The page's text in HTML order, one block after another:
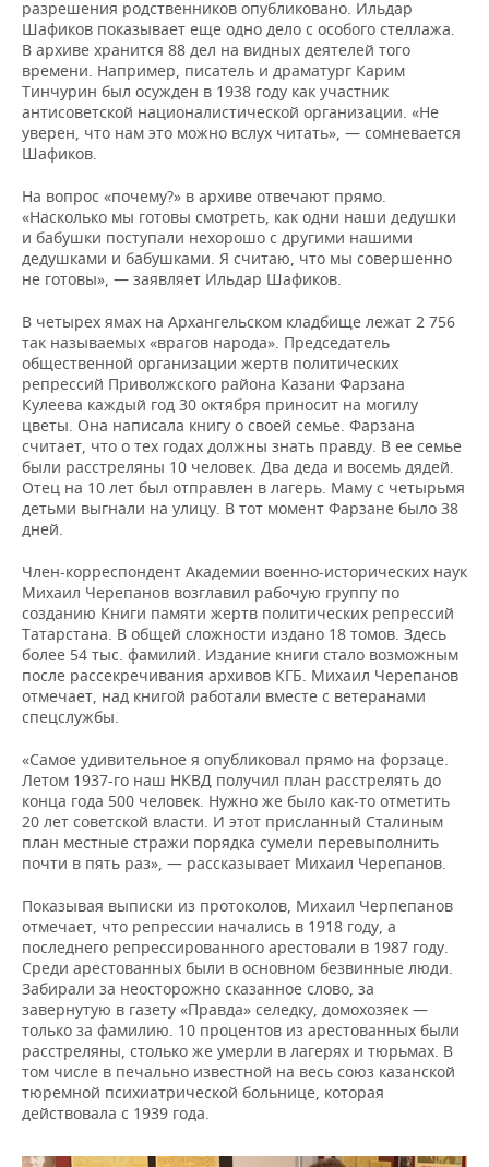
разрешения родственников опубликовано. Ильдар
Шафиков показывает еще одно дело с особого стеллажа.
В архиве хранится 88 дел на видных деятелей того
времени. Например, писатель и драматург Карим
Тинчурин был осужден в 1938 году как участник
антисоветской националистической организации. «Не
уверен, что нам это можно вслух читать», — сомневается
Шафиков.
На вопрос «почему?» в архиве отвечают прямо.
«Насколько мы готовы смотреть, как одни наши дедушки
и бабушки поступали нехорошо с другими нашими
дедушками и бабушками. Я считаю, что мы совершенно
не готовы», — заявляет Ильдар Шафиков.
В четырех ямах на Архангельском кладбище лежат 2 756
так называемых «врагов народа». Председатель
общественной организации жертв политических
репрессий Приволжского района Казани Фарзана
Кулеева каждый год 30 октября приносит на могилу
цветы. Она написала книгу о своей семье. Фарзана
считает, что о тех годах должны знать правду. В ее семье
были расстреляны 10 человек. Два деда и восемь дядей.
Отец на 10 лет был отправлен в лагерь. Маму с четырьмя
детьми выгнали на улицу. В тот момент Фарзане было 38
дней.
Член-корреспондент Академии военно-исторических наук
Михаил Черепанов возглавил рабочую группу по
созданию Книги памяти жертв политических репрессий
Татарстана. В общей сложности издано 18 томов. Здесь
более 54 тыс. фамилий. Издание книги стало возможным
после рассекречивания архивов КГБ. Михаил Черепанов
отмечает, над книгой работали вместе с ветеранами
спецслужбы.
«Самое удивительное я опубликовал прямо на форзаце.
Летом 1937-го наш НКВД получил план расстрелять до
конца года 500 человек. Нужно же было как-то отметить
20 лет советской власти. И этот присланный Сталиным
план местные стражи порядка сумели перевыполнить
почти в пять раз», — рассказывает Михаил Черепанов.
Показывая выписки из протоколов, Михаил Черпепанов
отмечает, что репрессии начались в 1918 году, а
последнего репрессированного арестовали в 1987 году.
Среди арестованных были в основном безвинные люди.
Забирали за неосторожно сказанное слово, за
завернутую в газету «Правда» селедку, домохозяек —
только за фамилию. 10 процентов из арестованных были
расстреляны, столько же умерли в лагерях и тюрьмах. В
том числе в печально известной на весь союз казанской
тюремной психиатрической больнице, которая
действовала с 1939 года.